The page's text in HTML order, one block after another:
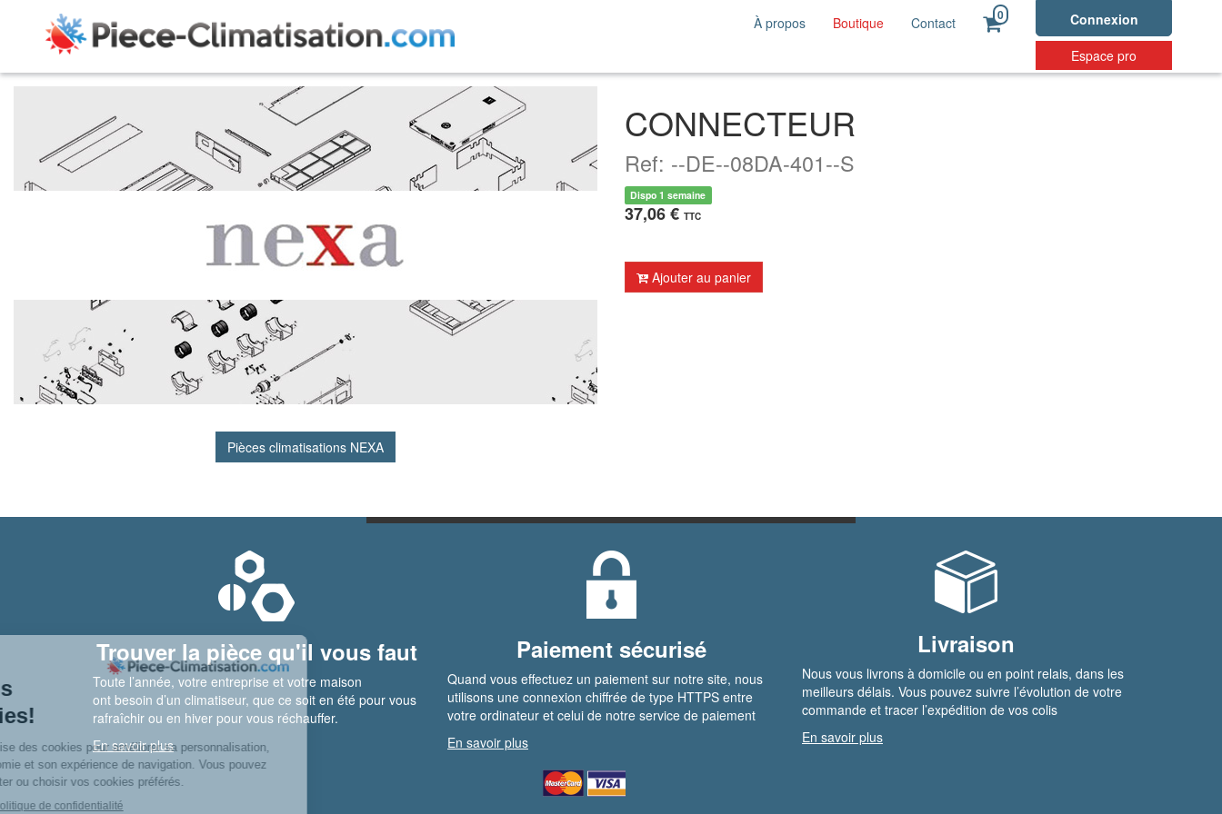
Connexion
Espace pro
À propos Boutique Contact 0
CONNECTEUR
Ref: --DE--08DA-401--S
Dispo 1 semaine
37,06 € TTC
Ajouter au panier
Pièces climatisations NEXA
Trouver la pièce qu'il vous faut
Toute l’année, votre entreprise et votre maison
ont besoin d’un climatiseur, que ce soit en été pour vous
rafraîchir ou en hiver pour vous réchauffer.
En savoir plus
Paiement sécurisé
Quand vous effectuez un paiement sur notre site, nous
utilisons une connexion chiffrée de type HTTPS entre
votre ordinateur et celui de notre service de paiement
En savoir plus
Livraison
Nous vous livrons à domicile ou en point relais, dans les
meilleurs délais. Vous pouvez suivre l’évolution de votre
commande et tracer l’expédition de vos colis
En savoir plus